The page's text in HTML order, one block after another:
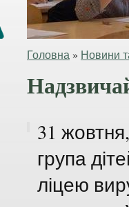
Головна » Новини
31
група
ліцею